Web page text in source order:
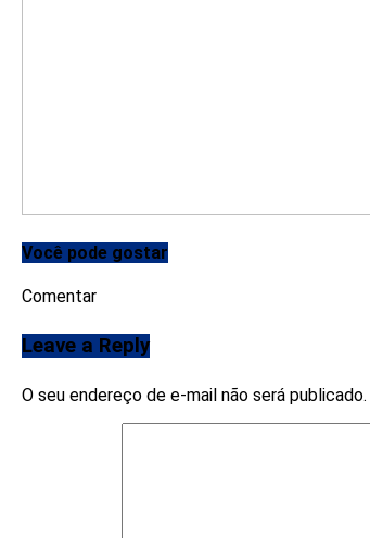
Você pode gostar
Comentar
Leave a Reply
O seu endereço de e-mail não será publicado.